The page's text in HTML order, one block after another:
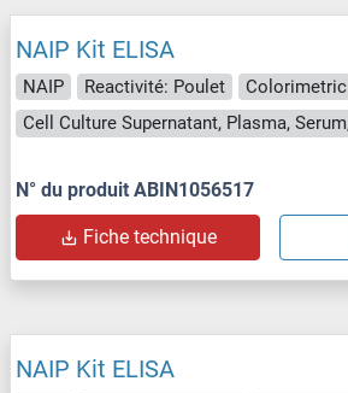
NAIP Kit ELISA
NAIP Reactivité: Poulet
Colorimetric
N° du produit ABIN1056517
Fiche technique
NAIP Kit ELISA